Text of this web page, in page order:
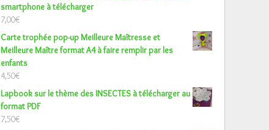
smartphone à télécharger
7,00€
Carte trophée pop-up Meilleure Maîtresse et
Meilleure Maître format A4 à faire remplir par les
enfants
4,50€
Lapbook sur le thème des INSECTES à télécharger au
format PDF
7,50€